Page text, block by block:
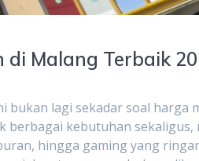
di Malang Terbaik
bukan lagi sekadar soal harga
berbagai kebutuhan
hingga gaming yang